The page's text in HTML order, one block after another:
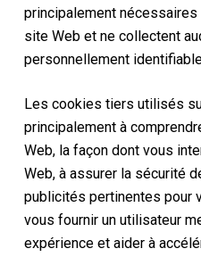
principalement
site Web et ne collectent
personnellement
Les cookies tiers utilisés
principalement à
Web, la façon dont vous
Web, à assurer la sécurité
publicités pertinentes pour
vous fournir un utilisateur
expérience et aider à